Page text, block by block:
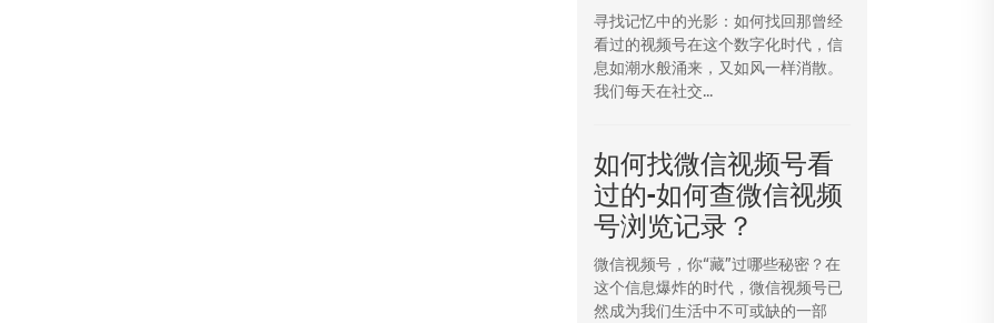
寻找记忆中的光影：如何找回那曾经
看过的视频号在这个数字化时代，信
息如潮水般涌来，又如风一样消散。
我们每天在社交...
如何找微信视频号看
过的-如何查微信视频
号浏览记录？
微信视频号，你“藏”过哪些秘密？在
这个信息爆炸的时代，微信视频号已
然成为我们生活中不可或缺的一部